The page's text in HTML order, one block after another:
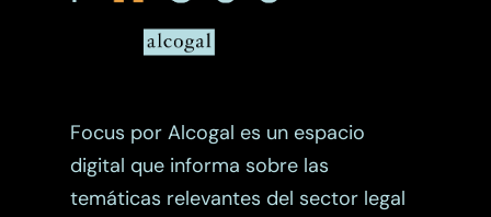
Focus por Alcogal es un espacio
digital que informa sobre las
temáticas relevantes del sector legal